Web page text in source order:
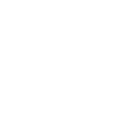
обновку
после её